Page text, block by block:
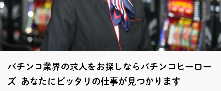
パチンコ業界の求人をお探しならパチンコヒーロー
ズ あなたにピッタリの仕事が見つかります